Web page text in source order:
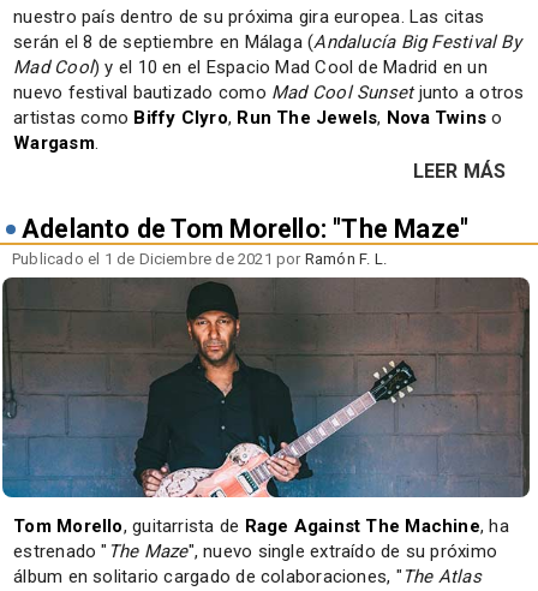
nuestro país dentro de su próxima gira europea. Las citas
serán el 8 de septiembre en Málaga (Andalucía Big Festival By
Mad Cool) y el 10 en el Espacio Mad Cool de Madrid en un
nuevo festival bautizado como Mad Cool Sunsetjunto a otros
artistas como Biffy Clyro, Run The Jewels, Nova Twins o
Wargasm.
LEER MÁS
Adelanto de Tom Morello: "The Maze"
Publicado el 1 de Diciembre de 2021 por Ramón F. L.
Tom Morello, guitarrista de Rage Against The Machine, ha
estrenado " The Maze", nuevo single extraído de su próximo
álbum en solitario cargado de colaboraciones, " The Atlas